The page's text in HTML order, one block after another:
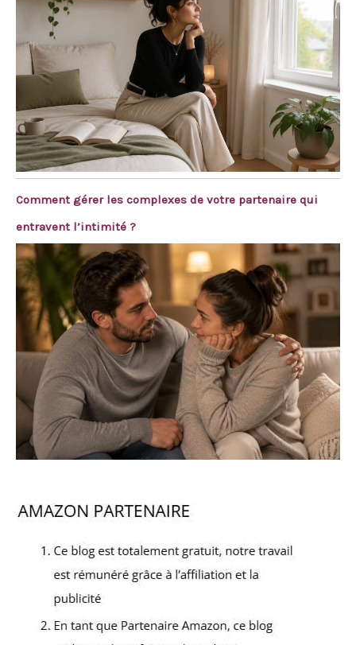
Comment gérer les complexes de votre partenaire qui
entravent l’intimité ?